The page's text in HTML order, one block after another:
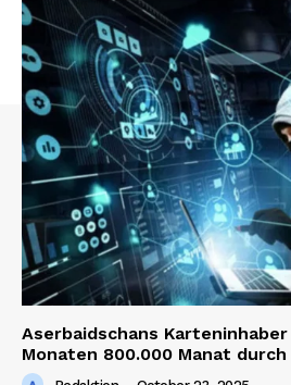
Aserbaidschans
Monaten 800.000 Manat